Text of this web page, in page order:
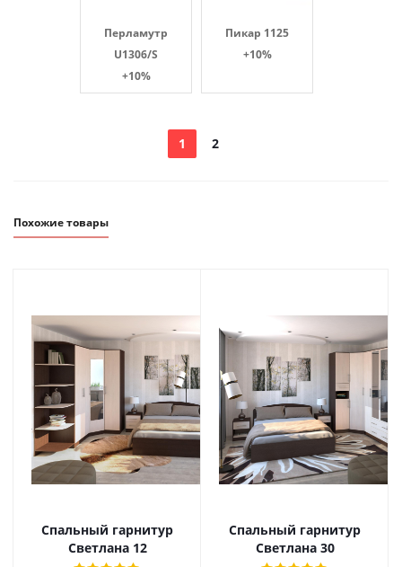
Перламутр
U1306/S
+10%
Пикар 1125
+10%
1 2
Похожие товары
Спальный гарнитур
Светлана 12
Спальный гарнитур
Светлана 30